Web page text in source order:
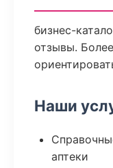
бизнес-
отзывы.
Наши
аптеки